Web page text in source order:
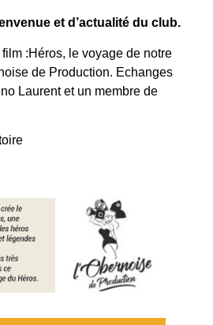
et d’actualité du club.
:Héros, le voyage de notre
de Production. Echanges
Laurent et un membre de